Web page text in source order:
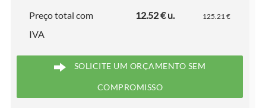
Preço total com
IVA
12.52 € u. 125.21 €
SOLICITE UM ORÇAMENTO SEM
COMPROMISSO